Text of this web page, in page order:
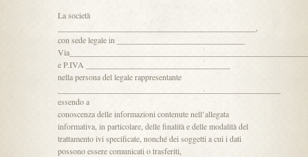
La società
con sede legale in _______________________________
Via__________________________________________________________
e P.IVA ___________________________________
nella persona del legale rappresentante
______________________________________________________
essendo a
conoscenza delle informazioni contenute nell’allegata
informativa, in particolare, delle finalità e delle modalità del
trattamento ivi specificate, nonché dei soggetti a cui i dati
possono essere comunicati o trasferiti,